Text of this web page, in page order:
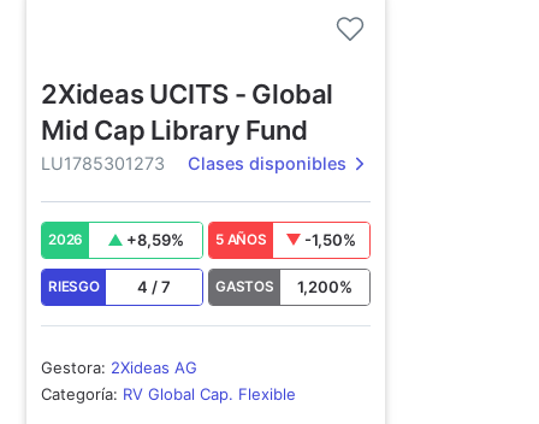
2Xideas UCITS - Global
Mid Cap Library Fund
LU1785301273 Clases disponibles
2026 +8,59% 5 AÑOS -1,50%
RIESGO 4 /7 GASTOS 1,200%
Gestora: 2Xideas AG
Categoría: RV Global Cap. Flexible